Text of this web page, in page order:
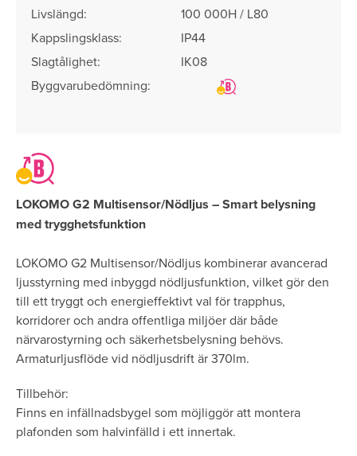
LOKOMO G2 Multisensor/Nödljus – Smart belysning
med trygghetsfunktion
LOKOMO G2 Multisensor/Nödljus kombinerar avancerad
ljusstyrning med inbyggd nödljusfunktion, vilket gör den
till ett tryggt och energieffektivt val för trapphus,
korridorer och andra offentliga miljöer där både
närvarostyrning och säkerhetsbelysning behövs.
Armaturljusflöde vid nödljusdrift är 370lm.
Tillbehör:
Finns en infällnadsbygel som möjliggör att montera
plafonden som halvinfälld i ett innertak.
Livslängd:
100 000H / L80
Kappslingsklass:
IP44
Slagtålighet:
IK08
Byggvarubedömning: